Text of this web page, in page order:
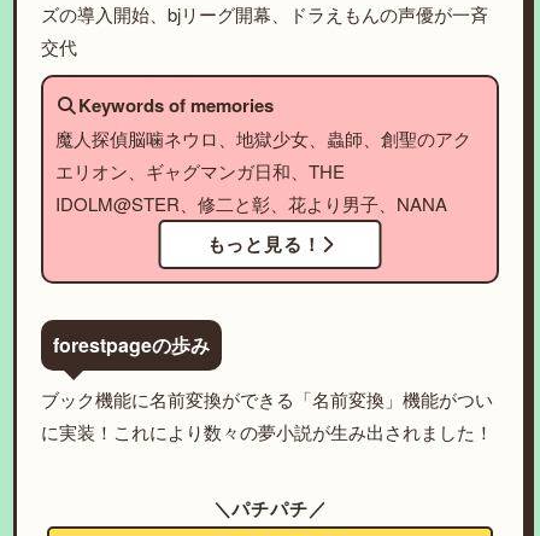
ズの導入開始、bjリーグ開幕、ドラえもんの声優が一斉
交代
Keywords of memories
魔人探偵脳噛ネウロ、地獄少女、蟲師、創聖のアク
エリオン、ギャグマンガ日和、THE
IDOLM@STER、修二と彰、花より男子、NANA
もっと見る！
forestpageの歩み
ブック機能に名前変換ができる「名前変換」機能がつい
に実装！これにより数々の夢小説が生み出されました！
＼パチパチ／